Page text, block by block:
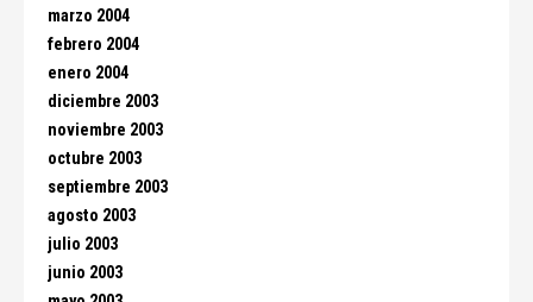
marzo 2004
febrero 2004
enero 2004
diciembre 2003
noviembre 2003
octubre 2003
septiembre 2003
agosto 2003
julio 2003
junio 2003